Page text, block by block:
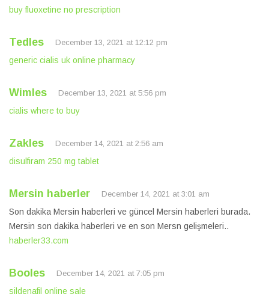
buy fluoxetine no prescription
Tedles December 13, 2021 at 12:12 pm
generic cialis uk online pharmacy
Wimles December 13, 2021 at 5:56 pm
cialis where to buy
Zakles December 14, 2021 at 2:56 am
disulfiram 250 mg tablet
Mersin haberler December 14, 2021 at 3:01 am
Son dakika Mersin haberleri ve güncel Mersin haberleri burada.
Mersin son dakika haberleri ve en son Mersn gelişmeleri..
haberler33.com
Booles December 14, 2021 at 7:05 pm
sildenafil online sale